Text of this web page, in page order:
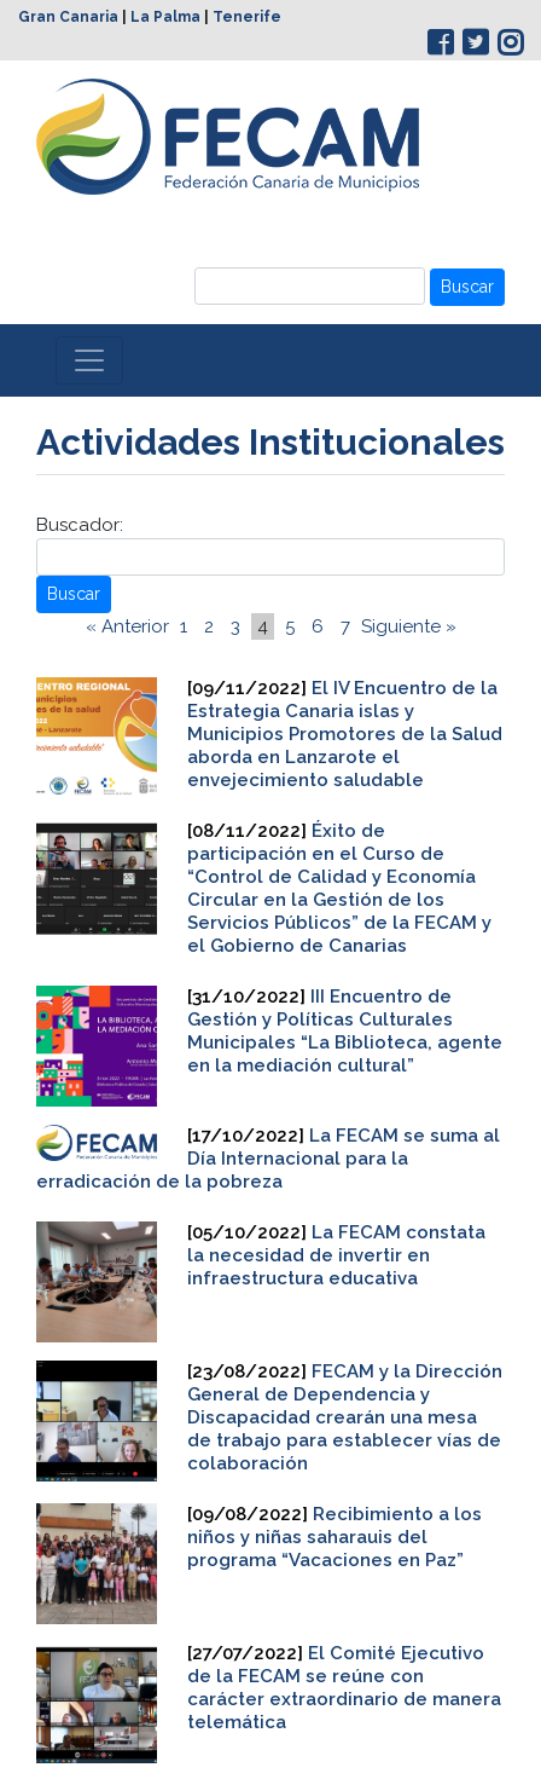
Gran Canaria La Palma Tenerife
Buscar
Actividades Institucionales
Buscador:
Buscar
« Anterior 1 2 3 4 5 6 7 Siguiente »
[09/11/2022] El IV Encuentro de la
Estrategia Canaria islas y
Municipios Promotores de la Salud
aborda en Lanzarote el
envejecimiento saludable
[08/11/2022] Éxito de
participación en el Curso de
“Control de Calidad y Economía
Circular en la Gestión de los
Servicios Públicos” de la FECAM y
el Gobierno de Canarias
[31/10/2022] III Encuentro de
Gestión y Políticas Culturales
Municipales “La Biblioteca, agente
en la mediación cultural”
[17/10/2022] La FECAM se suma al
Día Internacional para la
erradicación de la pobreza
[05/10/2022] La FECAM constata
la necesidad de invertir en
infraestructura educativa
[23/08/2022] FECAM y la Dirección
General de Dependencia y
Discapacidad crearán una mesa
de trabajo para establecer vías de
colaboración
[09/08/2022] Recibimiento a los
niños y niñas saharauis del
programa “Vacaciones en Paz”
[27/07/2022] El Comité Ejecutivo
de la FECAM se reúne con
carácter extraordinario de manera
telemática